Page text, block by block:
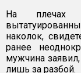
На плечах
наколок,
ранее
мужчина
лишь за разбой.